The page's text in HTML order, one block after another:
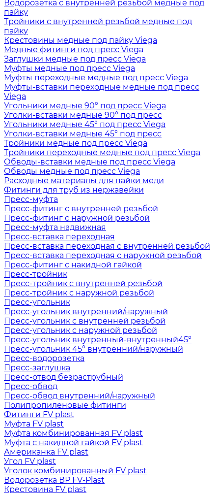
Водорозетка с внутренней резьбой медные под
пайку
Тройники с внутренней резьбой медные под
пайку
Крестовины медные под пайку Viega
Медные фитинги под пресс Viega
Заглушки медные под пресс Viega
Муфты медные под пресс Viega
Муфты переходные медные под пресс Viega
Муфты-вставки переходные медные под пресс
Viega
Угольники медные 90° под пресс Viega
Уголки-вставки медные 90° под пресс
Угольники медные 45° под пресс Viega
Уголки-вставки медные 45° под пресс
Тройники медные под пресс Viega
Тройники переходные медные под пресс Viega
Обводы-вставки медные под пресс Viega
Обводы медные под пресс Viega
Расходные материалы для пайки меди
Фитинги для труб из нержавейки
Пресс-муфта
Пресс-фитинг с внутренней резьбой
Пресс-фитинг с наружной резьбой
Пресс-муфта надвижная
Пресс-вставка переходная
Пресс-вставка переходная с внутренней резьбой
Пресс-вставка переходная с наружной резьбой
Пресс-фитинг с накидной гайкой
Пресс-тройник
Пресс-тройник с внутренней резьбой
Пресс-тройник с наружной резьбой
Пресс-угольник
Пресс-угольник внутренний/наружный
Пресс-угольник с внутренней резьбой
Пресс-угольник с наружной резьбой
Пресс-угольник внутренный-внутренный45°
Пресс-угольник 45° внутренний/наружный
Пресс-водорозетка
Пресс-заглушка
Пресс-отвод безраструбный
Пресс-обвод
Пресс-обвод внутренний/наружный
Полипропиленовые фитинги
Фитинги FV plast
Муфта FV plast
Муфта комбинированная FV plast
Муфта с накидной гайкой FV plast
Американка FV plast
Угол FV plast
Уголок комбинированный FV plast
Водорозетка ВР FV-Plast
Крестовина FV plast